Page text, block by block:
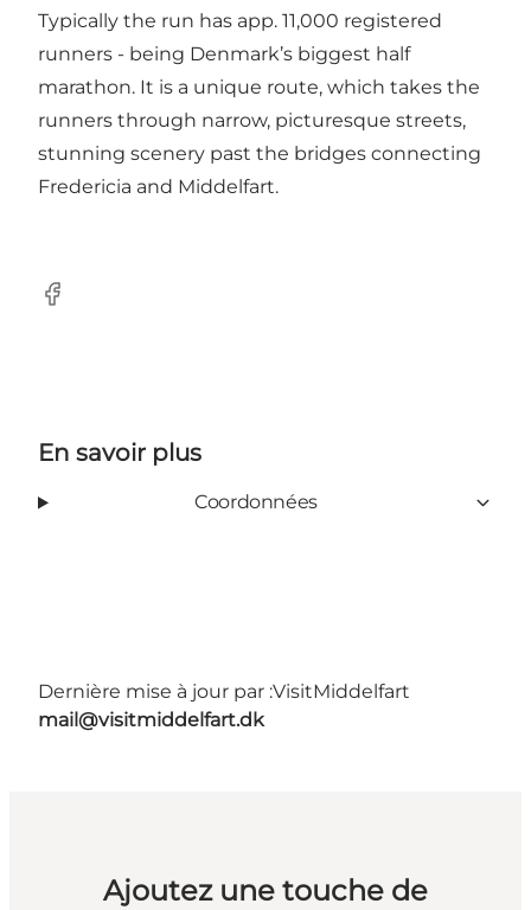
Typically the run has app. 11,000 registered
runners - being Denmark’s biggest half
marathon. It is a unique route, which takes the
runners through narrow, picturesque streets,
stunning scenery past the bridges connecting
Fredericia and Middelfart.
Facebook
En savoir plus
Coordonnées
Dernière mise à jour par :VisitMiddelfart
mail@visitmiddelfart.dk
Ajoutez une touche de